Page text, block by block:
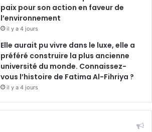
paix pour son action en faveur de
l’environnement
il y a 4 jours
Elle aurait pu vivre dans le luxe, elle a
préféré construire la plus ancienne
université du monde. Connaissez-
vous l’histoire de Fatima Al-Fihriya ?
il y a 4 jours